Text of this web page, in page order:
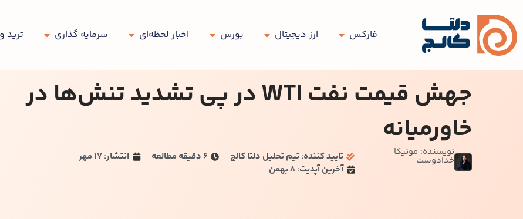
فارکس ارز دیجیتال بورس اخبار لحظه‌ای سرمایه گذاری ترید
جهش قیمت نفت WTI در پی تشدید تنش‌ها در
خاورمیانه
نویسنده: مونیکا
خدادوست تایید کننده: تیم تحلیل دلتا کالج ۶ دقیقه مطالعه
انتشار: 17 مهر
آخرین آپدیت: 8 بهمن